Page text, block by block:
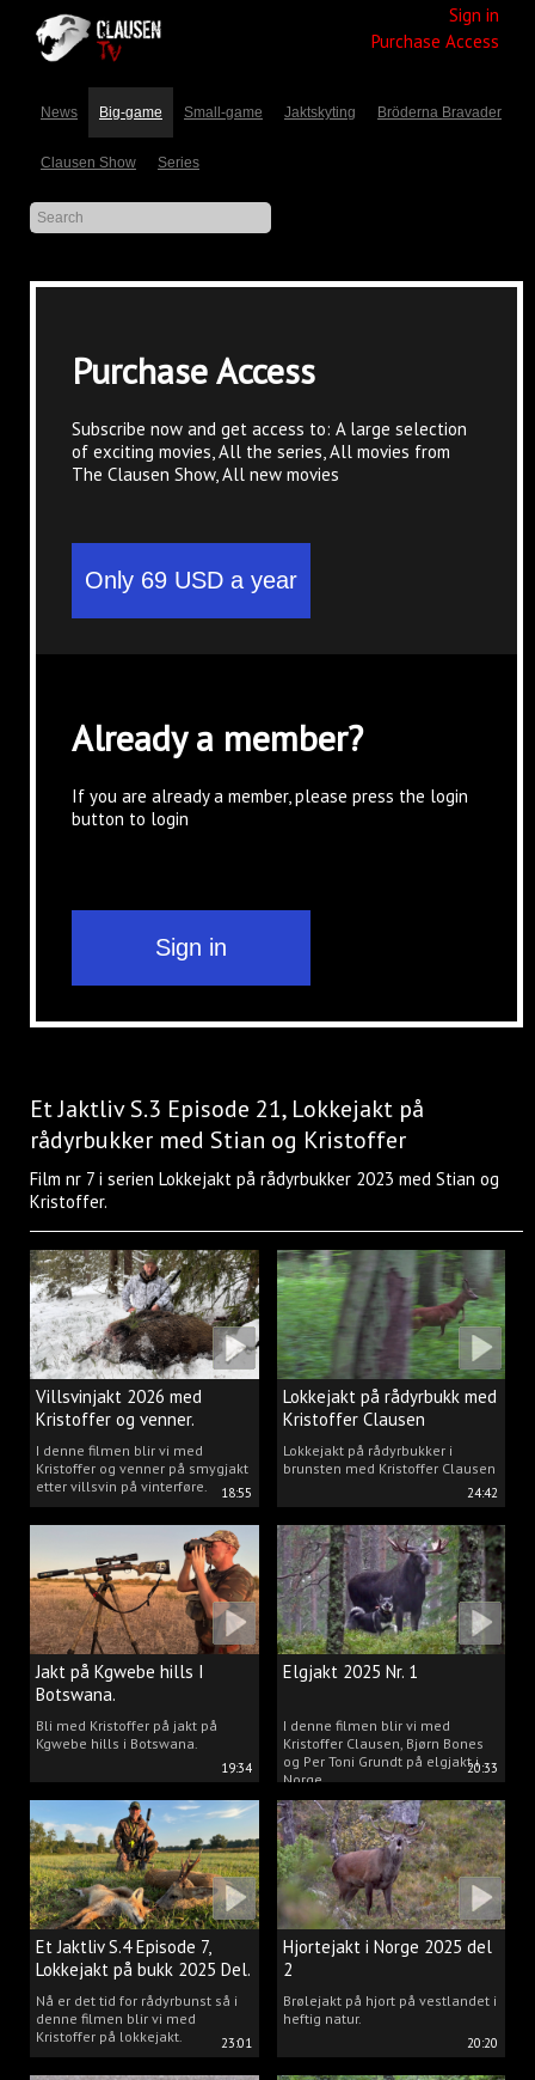
Sign in
Purchase Access
News Big-game Small-game Jaktskyting Bröderna Bravader
Clausen Show Series
Purchase Access
Subscribe now and get access to: A large selection
of exciting movies, All the series, All movies from
The Clausen Show, All new movies
Already a member?
If you are already a member, please press the login
button to login
Et Jaktliv S.3 Episode 21, Lokkejakt på
rådyrbukker med Stian og Kristoffer
Film nr 7 i serien Lokkejakt på rådyrbukker 2023 med Stian og
Kristoffer.
18:55
Villsvinjakt 2026 med
Kristoffer og venner.
I denne filmen blir vi med
Kristoffer og venner på smygjakt
etter villsvin på vinterføre.
24:42
Lokkejakt på rådyrbukk med
Kristoffer Clausen
Lokkejakt på rådyrbukker i
brunsten med Kristoffer Clausen
19:34
Jakt på Kgwebe hills I
Botswana.
Bli med Kristoffer på jakt på
Kgwebe hills i Botswana.
20:33
Elgjakt 2025 Nr. 1
I denne filmen blir vi med
Kristoffer Clausen, Bjørn Bones
og Per Toni Grundt på elgjakt i
Norge.
23:01
Et Jaktliv S.4 Episode 7,
Lokkejakt på bukk 2025 Del.
2
Nå er det tid for rådyrbunst så i
denne filmen blir vi med
Kristoffer på lokkejakt.
20:20
Hjortejakt i Norge 2025 del
2
Brølejakt på hjort på vestlandet i
heftig natur.